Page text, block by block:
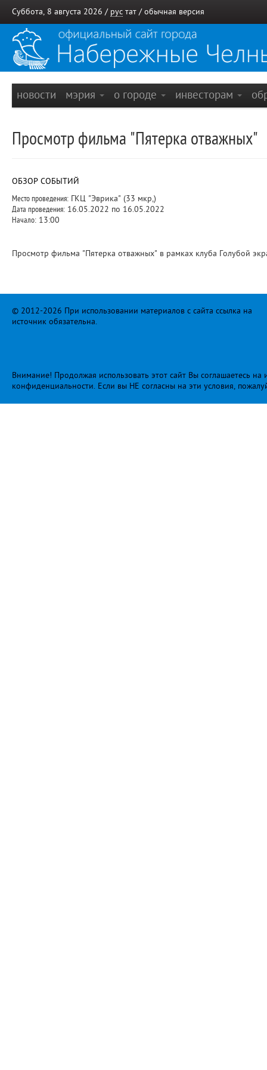
Суббота, 8 августа 2026 / рус тат / обычная версия
новости мэрия о городе инвесторам
Просмотр фильма "Пятерка отважных"
ОБЗОР СОБЫТИЙ
Место проведения: ГКЦ "Эврика" (33 мкр,)
Дата проведения: 16.05.2022 по 16.05.2022
Начало: 13:00
Просмотр фильма "Пятерка отважных" в рамках клуба Голубой
© 2012-2026 При использовании материалов с сайта ссылка на
источник обязательна.
Внимание! Продолжая использовать этот сайт Вы соглашаетесь
конфиденциальности. Если вы НЕ согласны на эти условия,